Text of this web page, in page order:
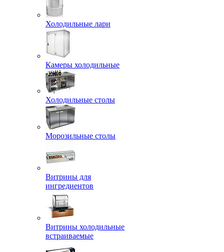
Холодильные лари
Камеры холодильные
Холодильные столы
Морозильные столы
Витрины для
ингредиентов
Витрины холодильные
встраиваемые